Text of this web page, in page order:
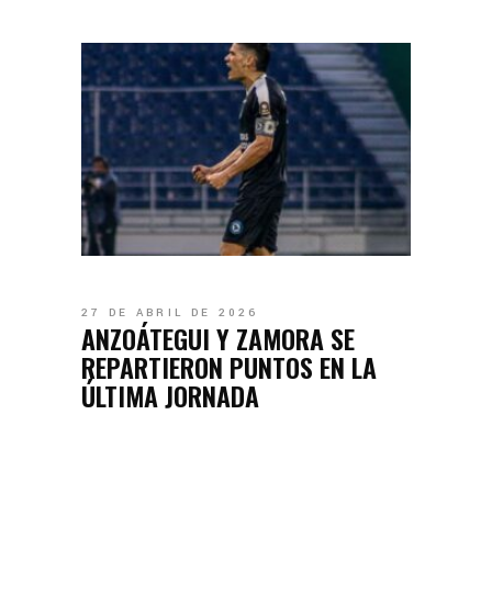
27 DE ABRIL DE 2026
ANZOÁTEGUI Y ZAMORA SE
REPARTIERON PUNTOS EN LA
ÚLTIMA JORNADA